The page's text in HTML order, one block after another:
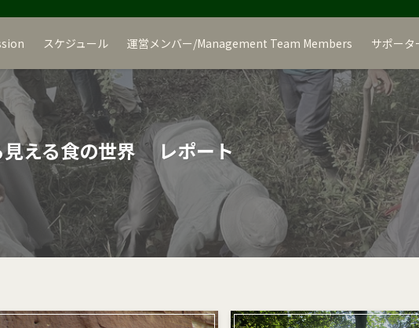
スケジュール 運営メンバー/Management Team Members サポータ
える食の世界 レポート